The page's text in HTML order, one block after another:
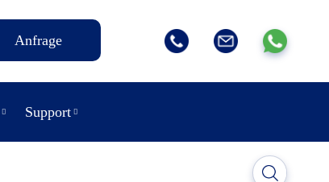
Anfrage
Support